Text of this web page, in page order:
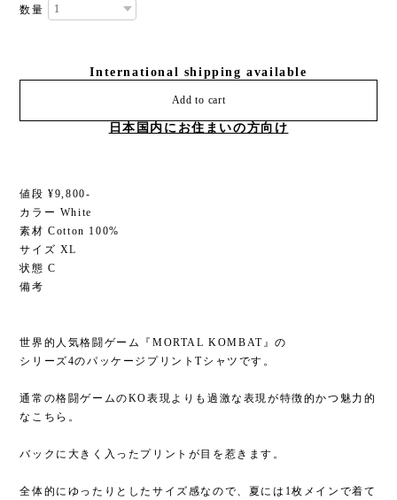
数量
International shipping available
Add to cart
日本国内にお住まいの方向け
値段 ¥9,800-
カラー White
素材 Cotton 100%
サイズ XL
状態 C
備考
世界的人気格闘ゲーム『MORTAL KOMBAT』の
シリーズ4のパッケージプリントTシャツです。
通常の格闘ゲームのKO表現よりも過激な表現が特徴的かつ魅力的
なこちら。
バックに大きく入ったプリントが目を惹きます。
全体的にゆったりとしたサイズ感なので、夏には1枚メインで着て